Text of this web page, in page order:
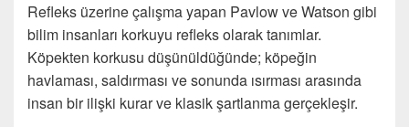
Refleks üzerine çalışma yapan Pavlow ve Watson gibi
bilim insanları korkuyu refleks olarak tanımlar.
Köpekten korkusu düşünüldüğünde; köpeğin
havlaması, saldırması ve sonunda ısırması arasında
insan bir ilişki kurar ve klasik şartlanma gerçekleşir.